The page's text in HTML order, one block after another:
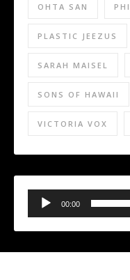
OHTA SAN
PLASTIC JEEZUS
SARAH MAISEL
SONS OF HAWAII
VICTORIA VOX
Audio
Player
00:00